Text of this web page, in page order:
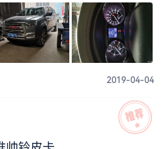
】 我车是尊贵版配置表上有六个喇
两个高音头里面根本就没有喇叭，用
接看到A柱，以前还不知道上次改前
的，这一点江淮厂家真的太不厚
CJ级的机油，以至于首保做好后车
故障灯就亮了。
2019-04-04